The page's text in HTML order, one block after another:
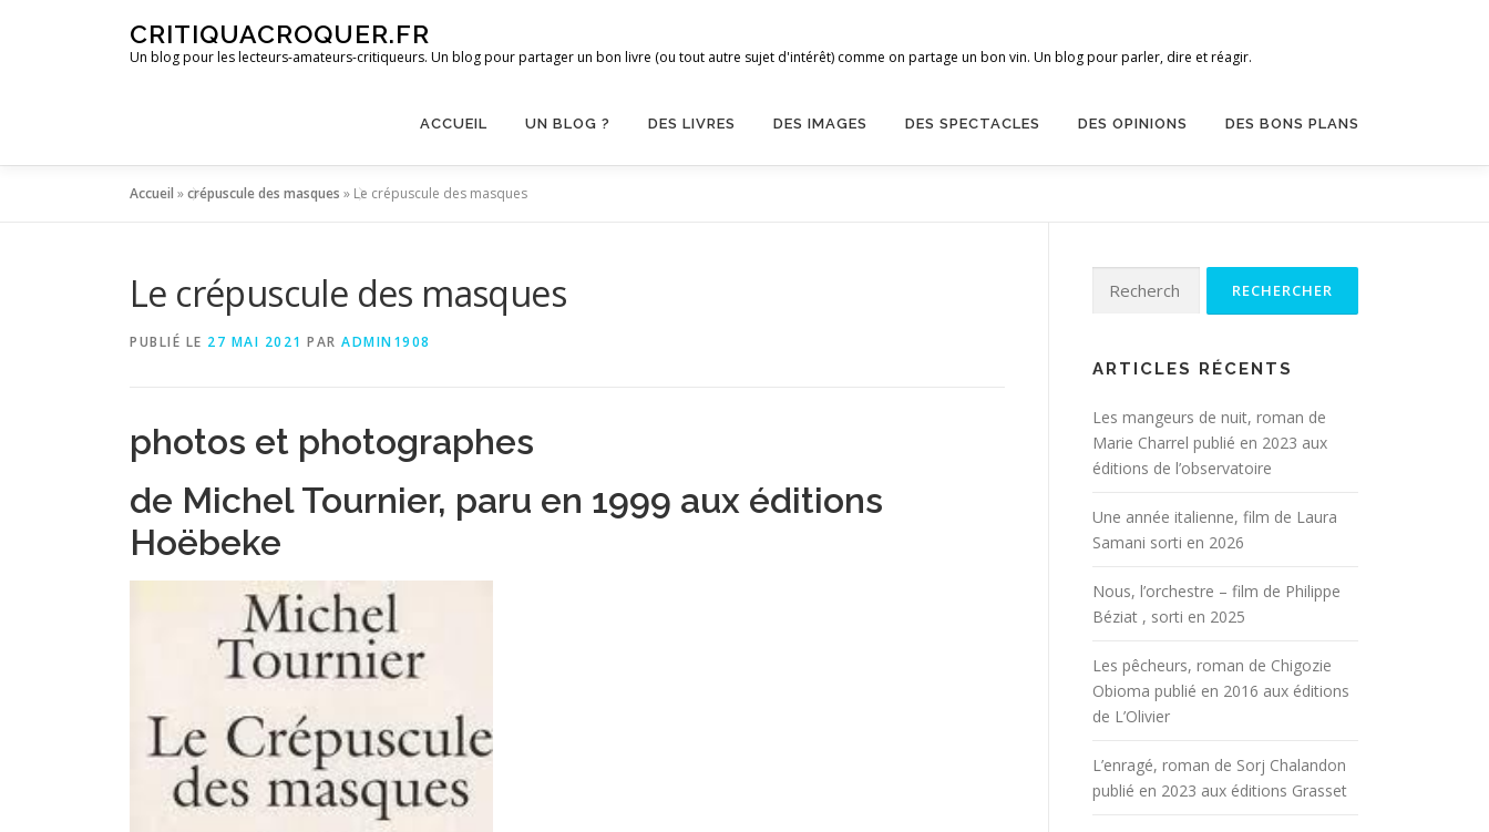
CRITIQUACROQUER.FR
Un blog pour les lecteurs-amateurs-critiqueurs. Un blog pour partager un bon livre (ou tout autre sujet d'intérêt) comme on partage un bon vin. Un blog pour parler, dire et réagir.
ACCUEIL UN BLOG ? DES LIVRES DES IMAGES DES SPECTACLES DES OPINIONS DES BONS PLANS
Accueil »crépuscule des masques » Le crépuscule des masques
Le crépuscule des masques
PUBLIÉ LE 27 MAI 2021 PAR ADMIN1908
photos et photographes
de Michel Tournier, paru en 1999 aux éditions
Hoëbeke
ARTICLES RÉCENTS
Les mangeurs de nuit, roman de
Marie Charrel publié en 2023 aux
éditions de l’observatoire
Une année italienne, film de Laura
Samani sorti en 2026
Nous, l’orchestre – film de Philippe
Béziat , sorti en 2025
Les pêcheurs, roman de Chigozie
Obioma publié en 2016 aux éditions
de L’Olivier
L’enragé, roman de Sorj Chalandon
publié en 2023 aux éditions Grasset